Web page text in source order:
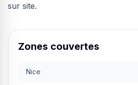
sur site.
Zones couvertes
Nice